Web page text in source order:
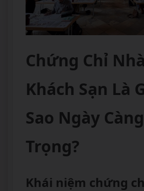
Chứng Chỉ
Khách Sạn Là
Sao Ngày
Trọng?
Khái niệm chứng